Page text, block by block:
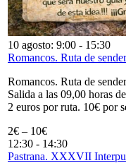
10 agosto: 9:00 - 15:30
Romancos. Ruta de
Romancos. Ruta de
Salida a las 09,00 horas
2 euros por ruta. 10€ por
2€ – 10€
12:30 - 14:30
Pastrana. XXXVII